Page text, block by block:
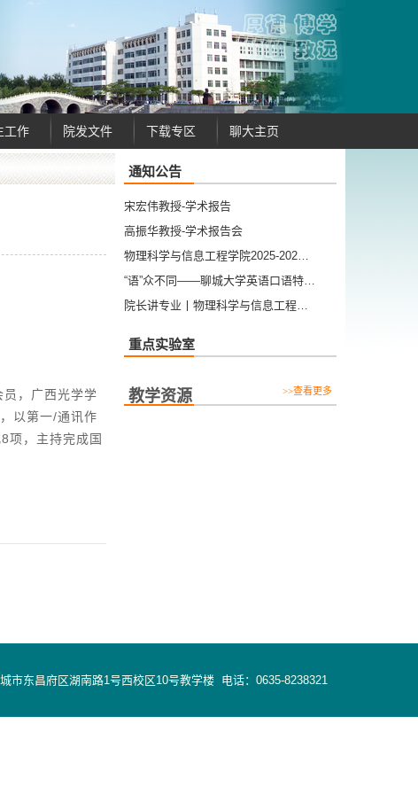
工作 院发文件 下载专区 聊大主页
，广西光学学
以第一/通讯作
，主持完成国
通知公告
宋宏伟教授-学术报告
高振华教授-学术报告会
物理科学与信息工程学院2025-202…
“语”众不同——聊城大学英语口语特…
院长讲专业丨物理科学与信息工程…
重点实验室
教学资源 >>查看更多
市东昌府区湖南路1号西校区10号教学楼 电话： 0635-8238321